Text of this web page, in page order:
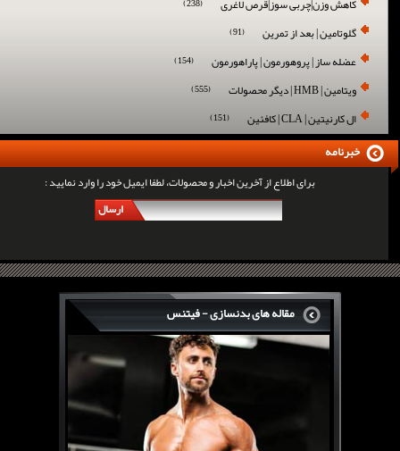
کاهش وزن|چربی سوز|قرص لاغری (238)
گلوتامین | بعد از تمرین (91)
عضله ساز | پروهورمون | پاراهورمون (154)
ویتامین | HMB | دیگر محصولات (555)
ال کارنیتین | CLA | کافئین (151)
برای اطلاع از آخرین اخبار و محصولات، لطفا ایمیل خود را وارد نمایید :
ارسال
خبرنامه
مقاله های بدنسازی - فیتنس
سرگی کنستانس چگونه بر روی بازو های فوق العاده...
روش های افزایش پیک بازو
فارماتون چیست؟